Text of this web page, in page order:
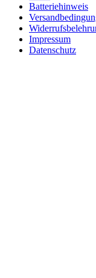
Batteriehinweis
Impressum
Datenschutz